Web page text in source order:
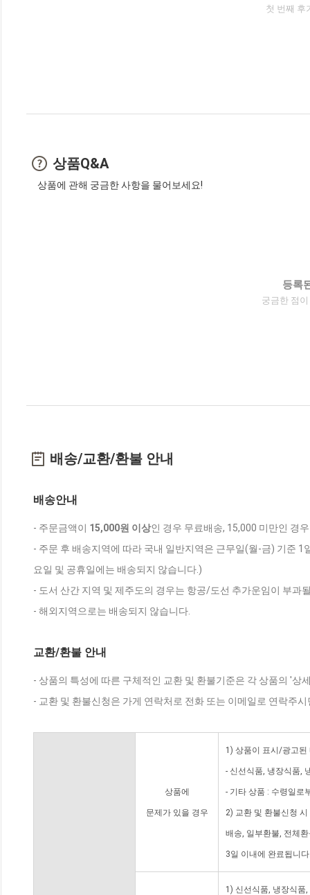
첫 번째 후
상품Q&A
상품에 관해 궁금한 사항을 물어보세요!
등록
궁금한 점
배송/교환/환불 안내
배송안내
- 주문금액이 15,000원 이상인 경우 무료배송, 15,000 미만인 경
- 주문 후 배송지역에 따라 국내 일반지역은 근무일(월-금) 기준
요일 및 공휴일에는 배송되지 않습니다.)
- 도서 산간 지역 및 제주도의 경우는 항공/도선 추가운임이 부과
- 해외지역으로는 배송되지 않습니다.
교환/환불 안내
- 상품의 특성에 따른 구체적인 교환 및 환불기준은 각 상품의 '상
- 교환 및 환불신청은 가게 연락처로 전화 또는 이메일로 연락주
상품에
문제가 있을 경우
1) 상품이 표시/광고된
- 신선식품, 냉장식품,
- 기타 상품 : 수령일로
2) 교환 및 환불신청
배송, 일부환불, 전체
3일 이내에 완료됩니
1) 신선식품, 냉장식품